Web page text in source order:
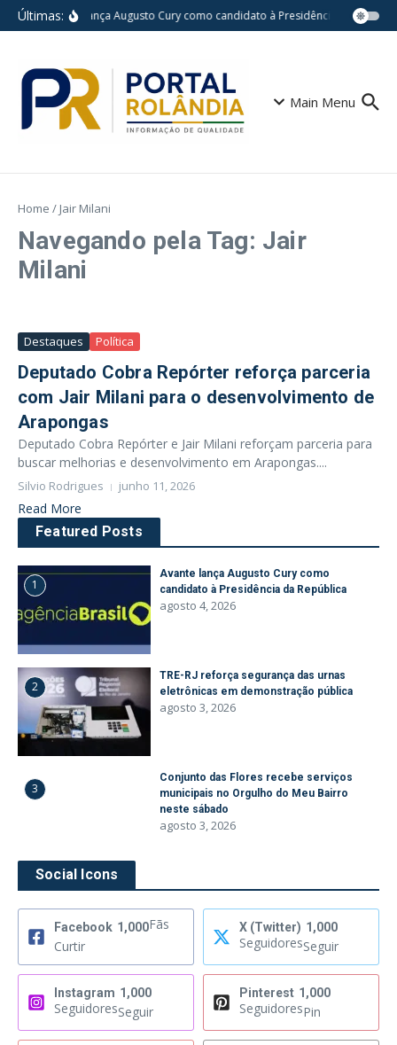
Ir para o conteúdo
Últimas:Avante lança Augusto Cury como candidato à Presidência da
Main Menu
Home / Jair Milani
Navegando pela Tag: Jair
Milani
Destaques Política
Deputado Cobra Repórter reforça parceria
com Jair Milani para o desenvolvimento de
Arapongas
Deputado Cobra Repórter e Jair Milani reforçam parceria para
buscar melhorias e desenvolvimento em Arapongas....
Silvio Rodrigues junho 11, 2026
Read More
Featured Posts
1
Avante lança Augusto Cury como
candidato à Presidência da República
agosto 4, 2026
2
TRE-RJ reforça segurança das urnas
eletrônicas em demonstração pública
agosto 3, 2026
3
Conjunto das Flores recebe serviços
municipais no Orgulho do Meu Bairro
neste sábado
agosto 3, 2026
Social Icons
Facebook 1,000Fãs
Curtir
X (Twitter) 1,000
SeguidoresSeguir
Instagram 1,000
SeguidoresSeguir
Pinterest 1,000
SeguidoresPin